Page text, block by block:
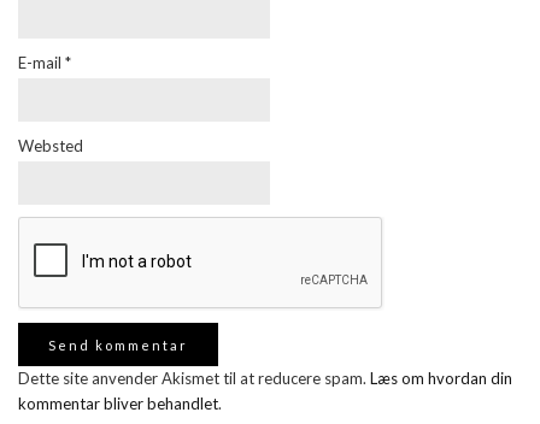
E-mail *
Websted
Dette site anvender Akismet til at reducere spam. Læs om hvordan din
kommentar bliver behandlet.